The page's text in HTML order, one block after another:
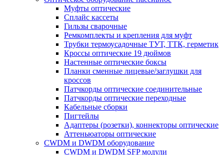
Муфты оптические
Сплайс кассеты
Гильзы сварочные
Ремкомплекты и крепления для муфт
Трубки термоусадочные ТУТ, ТТК, герметик
Кроссы оптические 19 дюймов
Настенные оптические боксы
Планки сменные лицевые/заглушки для
кроссов
Патчкорды оптические соединительные
Патчкорды оптические переходные
Кабельные сборки
Пигтейлы
Адаптеры (розетки), коннекторы оптические
Аттеньюаторы оптические
CWDM и DWDM оборудование
CWDM и DWDM SFP модули